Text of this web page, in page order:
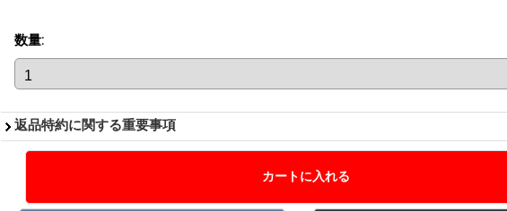
数量:
返品特約に関する重要事項